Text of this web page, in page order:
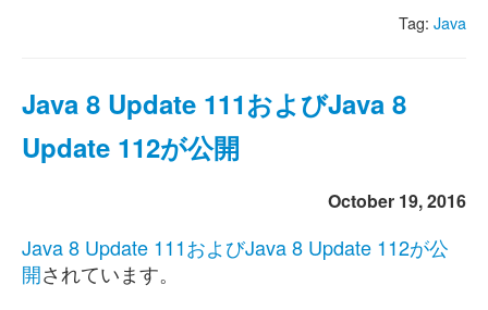
Tag: Java
Java 8 Update 111およびJava 8
Update 112が公開
October 19, 2016
Java 8 Update 111およびJava 8 Update 112が公
開されています。